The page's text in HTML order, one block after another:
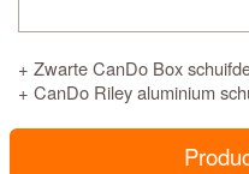
+ Zwarte CanDo Box
+ CanDo Riley aluminium